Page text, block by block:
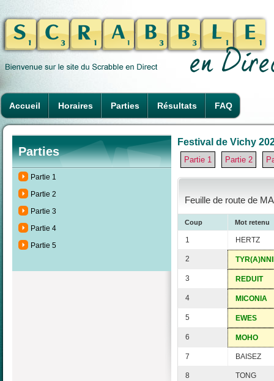
Accueil Horaires Parties Résultats FAQ
Parties
Partie 1
Partie 2
Partie 3
Partie 4
Partie 5
Festival de Vichy
Partie 1 Partie 2
Feuille de route de
Coup Mot retenu
1 HERTZ
2
3 REDUIT
4 MICONIA
5 EWES
6 MOHO
7 BAISEZ
8 TONG